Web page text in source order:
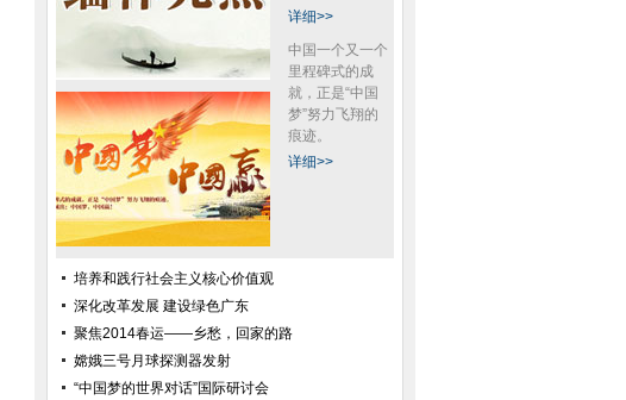
详细>>
中国一个又一个
里程碑式的成
就，正是“中国
梦”努力飞翔的
痕迹。
详细>>
培养和践行社会主义核心价值观
深化改革发展 建设绿色广东
聚焦2014春运——乡愁，回家的路
嫦娥三号月球探测器发射
“中国梦的世界对话”国际研讨会